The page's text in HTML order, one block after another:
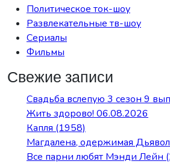
Политическое ток-шоу
Развлекательные тв-шоу
Сериалы
Фильмы
Свежие записи
Свадьба вслепую 3 сезон 9
Жить здорово! 06.08.2026
Капля (1958)
Магдалена, одержимая
Все парни любят Мэнди Лейн